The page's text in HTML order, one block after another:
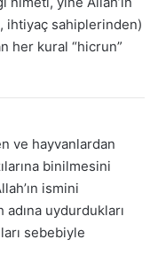
ihtiyaç sahiplerinden)
her kural “hicrun”
ve hayvanlardan
binilmesini
ismini
adına uydurdukları
sebebiyle